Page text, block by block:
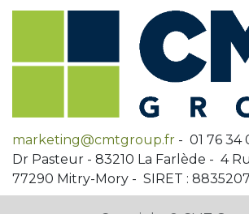
marketing@cmtgroup.fr - 01 76 34
Dr Pasteur - 83210 La Farlède - 4
77290 Mitry-Mory - SIRET :